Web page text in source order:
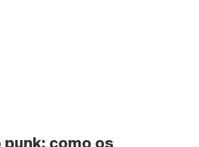
punk: como os